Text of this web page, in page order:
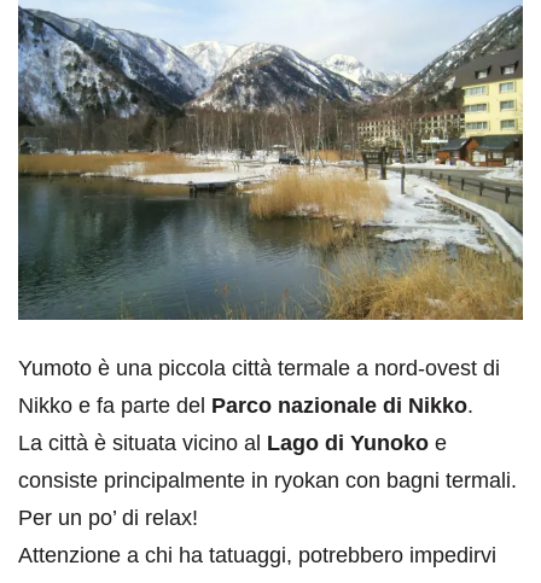
Yumoto è una piccola città termale a nord-ovest di
Nikko e fa parte del Parco nazionale di Nikko.
La città è situata vicino al Lago di Yunoko e
consiste principalmente in ryokan con bagni termali.
Per un po’ di relax!
Attenzione a chi ha tatuaggi, potrebbero impedirvi